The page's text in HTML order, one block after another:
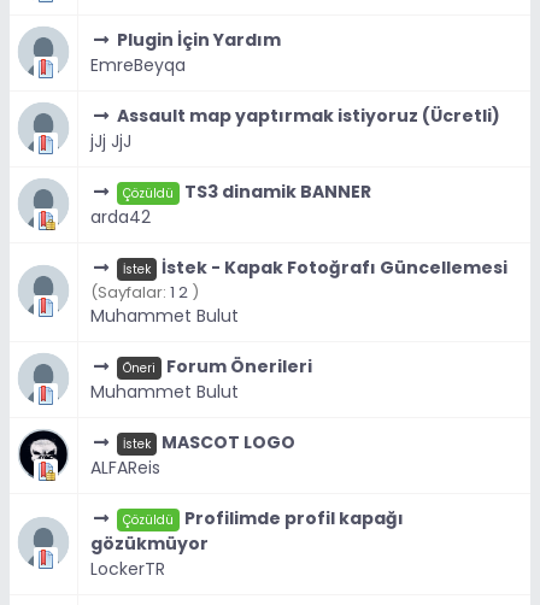
Plugin İçin Yardım
EmreBeyqa
Assault map yaptırmak istiyoruz (Ücretli)
jJj JjJ
Çözüldü
TS3 dinamik BANNER
arda42
İstek İstek - Kapak Fotoğrafı Güncellemesi
(Sayfalar: 1 2 )
Muhammet Bulut
Öneri
Forum Önerileri
Muhammet Bulut
İstek
MASCOT LOGO
ALFAReis
Çözüldü
Profilimde profil kapağı
gözükmüyor
LockerTR